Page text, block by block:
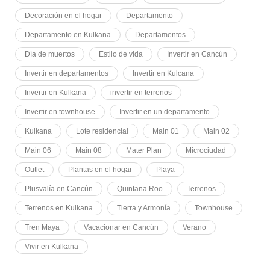
Decoración en el hogar Departamento
Departamento en Kulkana Departamentos
Día de muertos Estilo de vida Invertir en Cancún
Invertir en departamentos Invertir en Kulcana
Invertir en Kulkana invertir en terrenos
Invertir en townhouse Invertir en un departamento
Kulkana Lote residencial Main 01 Main 02
Main 06 Main 08 Mater Plan Microciudad
Outlet Plantas en el hogar Playa
Plusvalía en Cancún Quintana Roo Terrenos
Terrenos en Kulkana Tierra y Armonía Townhouse
Tren Maya Vacacionar en Cancún Verano
Vivir en Kulkana